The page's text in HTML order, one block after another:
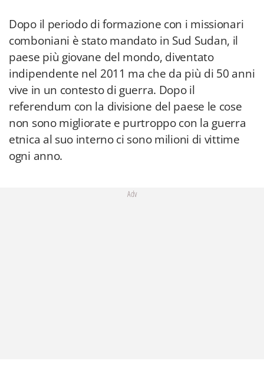
Dopo il periodo di formazione con i missionari
comboniani è stato mandato in Sud Sudan, il
paese più giovane del mondo, diventato
indipendente nel 2011 ma che da più di 50 anni
vive in un contesto di guerra. Dopo il
referendum con la divisione del paese le cose
non sono migliorate e purtroppo con la guerra
etnica al suo interno ci sono milioni di vittime
ogni anno.
Adv